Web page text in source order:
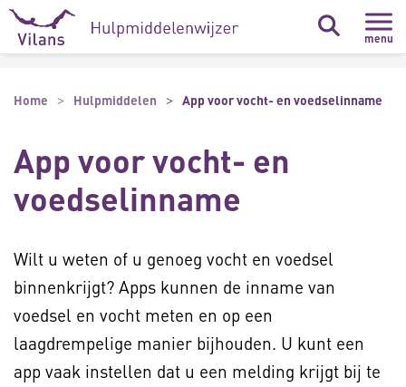
Naar hoofdinhoud
Naar footer
menu
Home Hulpmiddelen App voor vocht- en voedselinname
App voor vocht- en
voedselinname
Wilt u weten of u genoeg vocht en voedsel
binnenkrijgt? Apps kunnen de inname van
voedsel en vocht meten en op een
laagdrempelige manier bijhouden. U kunt een
app vaak instellen dat u een melding krijgt bij te